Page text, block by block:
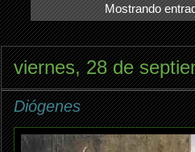
Mostrando
viernes, 28 de
Diógenes